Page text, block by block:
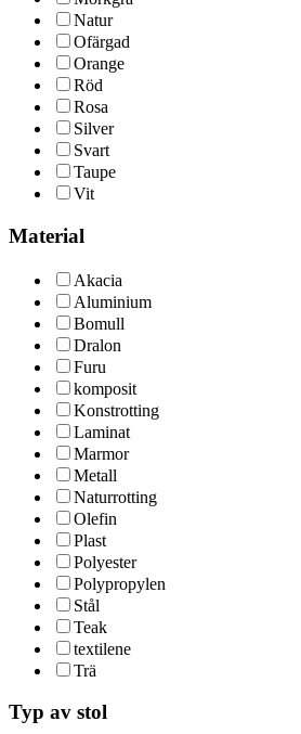
Natur
Ofärgad
Orange
Röd
Rosa
Silver
Svart
Taupe
Vit
Material
Akacia
Aluminium
Bomull
Dralon
Furu
komposit
Konstrotting
Laminat
Marmor
Metall
Naturrotting
Olefin
Plast
Polyester
Polypropylen
Stål
Teak
textilene
Trä
Typ av stol